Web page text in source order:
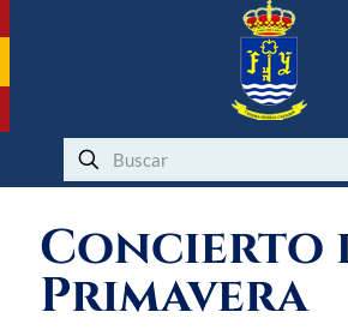
Concierto
Primavera